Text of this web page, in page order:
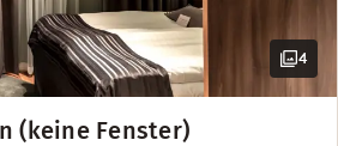
4
(keine Fenster)